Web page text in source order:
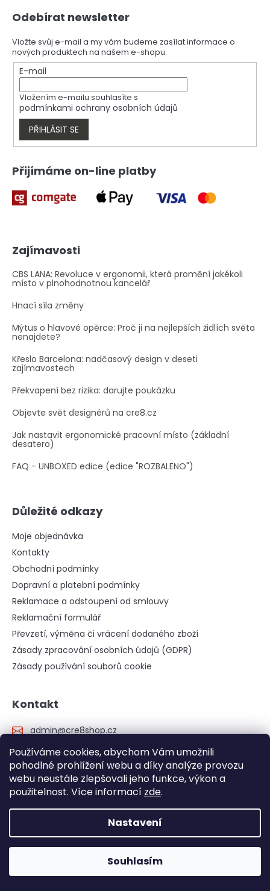
Používáme cookies, abychom Vám umožnili
pohodlné prohlížení webu a díky analýze provozu
webu neustále zlepšovali jeho funkce, výkon a
použitelnost. Více informací zde.
Nastavení
Souhlasím
a
c
í
v
k
s
Odebírat newsletter
Vložte svůj e-mail a my vám budeme zasílat informace o
nových produktech na našem e-shopu.
E-mail
Vložením e-mailu souhlasíte s
podmínkami ochrany osobních údajů
PŘIHLÁSIT SE
Přijímáme on-line platby
Zajímavosti
CBS LANA: Revoluce v ergonomii, která promění jakékoli
místo v plnohodnotnou kancelář
Hnací síla změny
Mýtus o hlavové opěrce: Proč ji na nejlepších židlích světa
nenajdete?
Křeslo Barcelona: nadčasový design v deseti
zajímavostech
Překvapení bez rizika: darujte poukázku
Objevte svět designérů na cre8.cz
Jak nastavit ergonomické pracovní místo (základní
desatero)
FAQ - UNBOXED edice (edice "ROZBALENO")
Důležité odkazy
Moje objednávka
Kontakty
Obchodní podmínky
Dopravní a platební podmínky
Reklamace a odstoupení od smlouvy
Reklamační formulář
Převzetí, výměna či vrácení dodaného zboží
Zásady zpracování osobních údajů (GDPR)
Zásady používání souborů cookie
Kontakt
admin@cre8shop.cz
+420 734 808 808
https://www.facebook.com/cre8.cz
cre8_cz/?hl=cs
Zkuste také: www.cre8.cz - informativní web o všech
našich produktech